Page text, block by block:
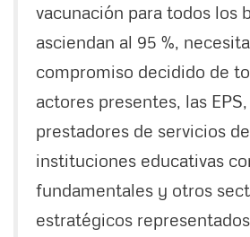
vacunación para todos los
asciendan al 95 %,
compromiso decidido de
actores presentes, las
prestadores de servicios
instituciones educativas
fundamentales y otros
estratégicos